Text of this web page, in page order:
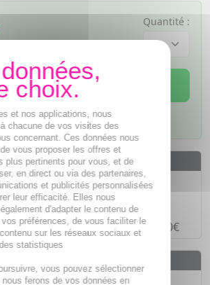
Quantité :
AU PANIER
favoris
ligneSÉCURISÉ
4 fois sans fraisà partir de 30€
dès55€
et nos applications, nous
chacune de vos visites des
concernant. Ces données nous
vous proposer les offres et
plus pertinents pour vous, et de
en direct ou via des partenaires,
et publicités personnalisées
leur efficacité. Elles nous
d'adapter le contenu de
préférences, de vous faciliter le
sur les réseaux sociaux et
statistiques
vous pouvez sélectionner
nous ferons de vos données en